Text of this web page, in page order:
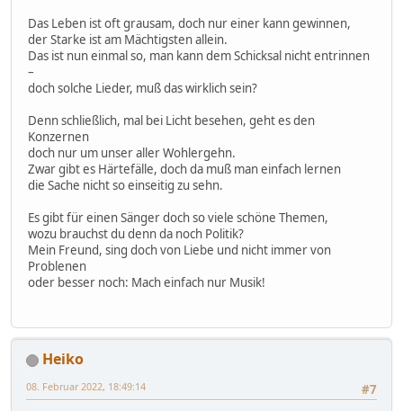
Das Leben ist oft grausam, doch nur einer kann gewinnen,
der Starke ist am Mächtigsten allein.
Das ist nun einmal so, man kann dem Schicksal nicht entrinnen
–
doch solche Lieder, muß das wirklich sein?
Denn schließlich, mal bei Licht besehen, geht es den
Konzernen
doch nur um unser aller Wohlergehn.
Zwar gibt es Härtefälle, doch da muß man einfach lernen
die Sache nicht so einseitig zu sehn.
Es gibt für einen Sänger doch so viele schöne Themen,
wozu brauchst du denn da noch Politik?
Mein Freund, sing doch von Liebe und nicht immer von
Problenen
oder besser noch: Mach einfach nur Musik!
Heiko
#7
08. Februar 2022, 18:49:14